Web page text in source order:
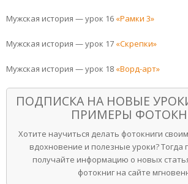
Мужская история — урок 16 «Рамки 3»
Мужская история — урок 17 «Скрепки»
Мужская история — урок 18 «Ворд-арт»
ПОДПИСКА НА НОВЫЕ
ПРИМЕРЫ
Хотите научиться делать фотокниги
вдохновение и полезные уроки? Тогда
получайте информацию о новых
фотокниг на сайте